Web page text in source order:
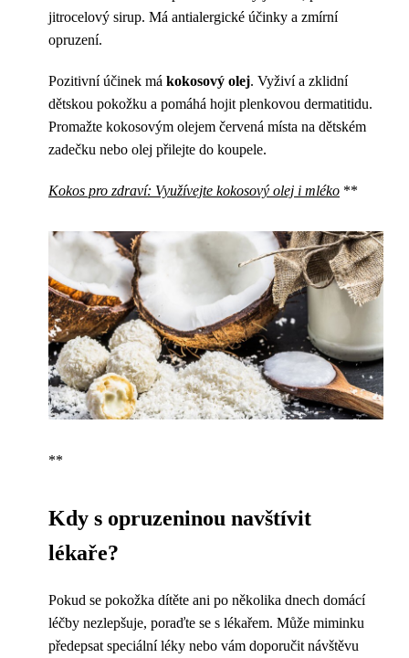
jitrocelový sirup. Má antialergické účinky a zmírní
opruzení.
Pozitivní účinek má kokosový olej. Vyživí a zklidní
dětskou pokožku a pomáhá hojit plenkovou dermatitidu.
Promažte kokosovým olejem červená místa na dětském
zadečku nebo olej přilejte do koupele.
Kokos pro zdraví: Využívejte kokosový olej i mléko **
**
Kdy s opruzeninou navštívit
lékaře?
Pokud se pokožka dítěte ani po několika dnech domácí
léčby nezlepšuje, poraďte se s lékařem. Může miminku
předepsat speciální léky nebo vám doporučit návštěvu